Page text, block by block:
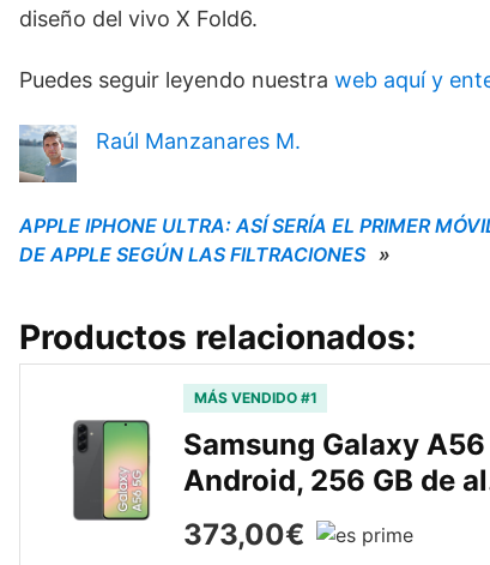
diseño del vivo X Fold6.
Puedes seguir leyendo nuestra web aquí y
Raúl Manzanares M.
APPLE IPHONE ULTRA: ASÍ SERÍA EL PRIMER
DE APPLE SEGÚN LAS FILTRACIONES »
Productos relacionados:
MÁS VENDIDO #1
Samsung Galaxy
Android, 256 GB de
373,00€